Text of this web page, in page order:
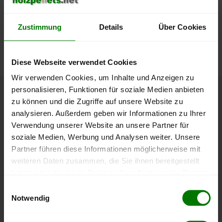
Zustimmung Details Über Cookies
Diese Webseite verwendet Cookies
Wir verwenden Cookies, um Inhalte und Anzeigen zu
personalisieren, Funktionen für soziale Medien anbieten
zu können und die Zugriffe auf unsere Website zu
analysieren. Außerdem geben wir Informationen zu Ihrer
Verwendung unserer Website an unsere Partner für
soziale Medien, Werbung und Analysen weiter. Unsere
Partner führen diese Informationen möglicherweise mit
weiteren Daten zusammen, die Sie ihnen bereitgestellt
Notwendig
Die aktuelle Preisentwicklung für Holzpellets in Österreich
können Sie jederzeit auf unserer
Höchst- und Tiefststände der
Pelletspreise in Gösing an der
Mariazellerbahn
Die Tabelle zeigt dieHöchst- und Tiefststände der